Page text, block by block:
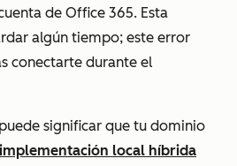
de Office 365. Esta
algún tiempo; este error
conectarte durante el
significar que tu dominio
implementación local híbrida